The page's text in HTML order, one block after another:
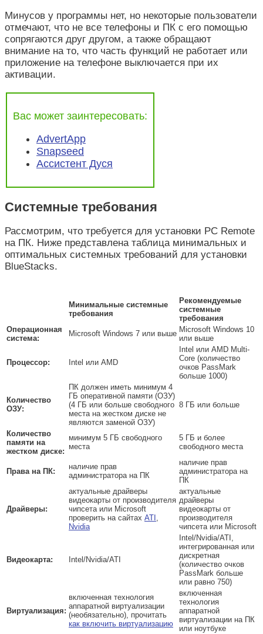
Минусов у программы нет, но некоторые пользователи
отмечают, что не все телефоны и ПК с его помощью
сопрягаются друг другом, а также обращают
внимание на то, что часть функций не работает или
приложение на телефоне выключается при их
активации.
Вас может заинтересовать:
AdvertApp
Snapseed
Ассистент Дуся
Системные требования
Рассмотрим, что требуется для установки PC Remote
на ПК. Ниже представлена таблица минимальных и
оптимальных системных требований для установки
BlueStacks.
Минимальные системные
требования
Рекомендуемые
системные
требования
Операционная
система:
Microsoft Windows 7 или выше Microsoft Windows 10
или выше
Процессор: Intel или AMD
Intel или AMD Multi-
Core (количество
очков PassMark
больше 1000)
Количество
ОЗУ:
ПК должен иметь минимум 4
ГБ оперативной памяти (ОЗУ)
(4 ГБ или больше свободного
места на жестком диске не
являются заменой ОЗУ)
8 ГБ или больше
Количество
памяти на
жестком диске:
минимум 5 ГБ свободного
места
5 ГБ и более
свободного места
Права на ПК:
наличие прав
администратора на ПК
наличие прав
администратора на
ПК
Драйверы:
актуальные драйверы
видеокарты от производителя
чипсета или Microsoft
проверить на сайтах ATI ,
Nvidia
актуальные
драйверы
видеокарты от
производителя
чипсета или Microsoft
Видеокарта: Intel/Nvidia/ATI
Intel/Nvidia/ATI,
интегрированная или
дискретная
(количество очков
PassMark больше
или равно 750)
Виртуализация:
включенная технология
аппаратной виртуализации
(необязательно), прочитать
как включить виртуализацию
включенная
технология
аппаратной
виртуализации на ПК
или ноутбуке